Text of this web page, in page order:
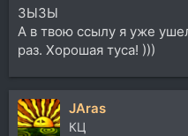
ЗЫЗЫ
А в твою ссылу я уже
раз. Хорошая туса! )))
JAras
КЦ